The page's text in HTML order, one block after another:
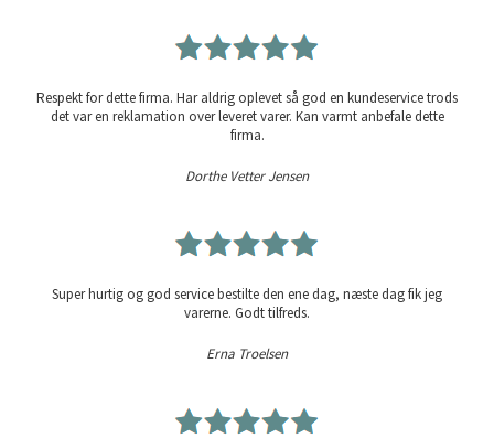
Respekt for dette firma. Har aldrig oplevet så god en kundeservice trods
det var en reklamation over leveret varer. Kan varmt anbefale dette
firma.
Dorthe Vetter Jensen
Super hurtig og god service bestilte den ene dag, næste dag fik jeg
varerne. Godt tilfreds.
Erna Troelsen